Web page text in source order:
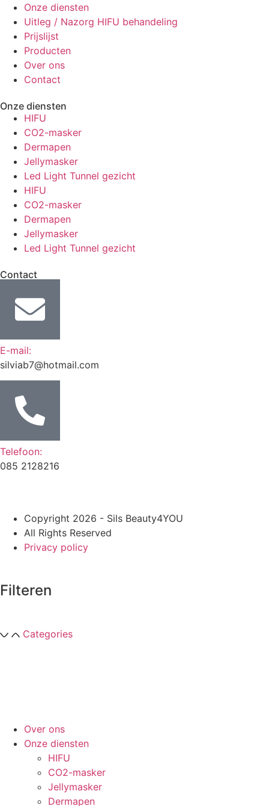
Onze diensten
Uitleg / Nazorg HIFU behandeling
Prijslijst
Producten
Over ons
Contact
Onze diensten
HIFU
CO2-masker
Dermapen
Jellymasker
Led Light Tunnel gezicht
HIFU
CO2-masker
Dermapen
Jellymasker
Led Light Tunnel gezicht
Contact
E-mail:
silviab7@hotmail.com
Telefoon:
085 2128216
Copyright 2026 - Sils Beauty4YOU
All Rights Reserved
Privacy policy
Filteren
Categories
Over ons
Onze diensten
HIFU
CO2-masker
Jellymasker
Dermapen